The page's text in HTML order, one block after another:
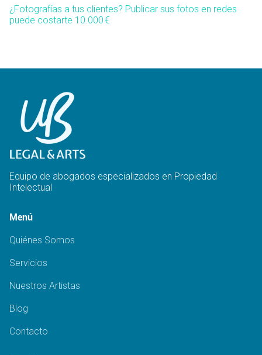
¿Fotografías a tus clientes? Publicar sus fotos en redes
puede costarte 10.000 €
Equipo de abogados especializados en Propiedad
Intelectual
Menú
Quiénes Somos
Servicios
Nuestros Artistas
Blog
Contacto